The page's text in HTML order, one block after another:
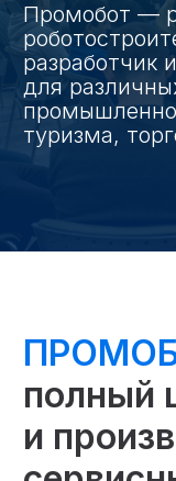
Промобот —
разработчик
для
туризма,
полный
и